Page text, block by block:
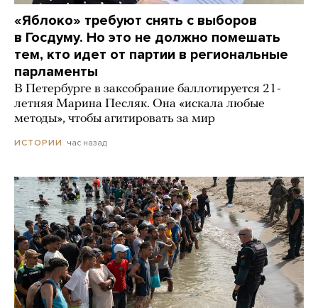
«Яблоко» требуют снять с выборов
в Госдуму. Но это не должно помешать
тем, кто идет от партии в региональные
парламенты
В Петербурге в заксобрание баллотируется 21-
летняя Марина Песляк. Она «искала любые
методы», чтобы агитировать за мир
ИСТОРИИ час назад